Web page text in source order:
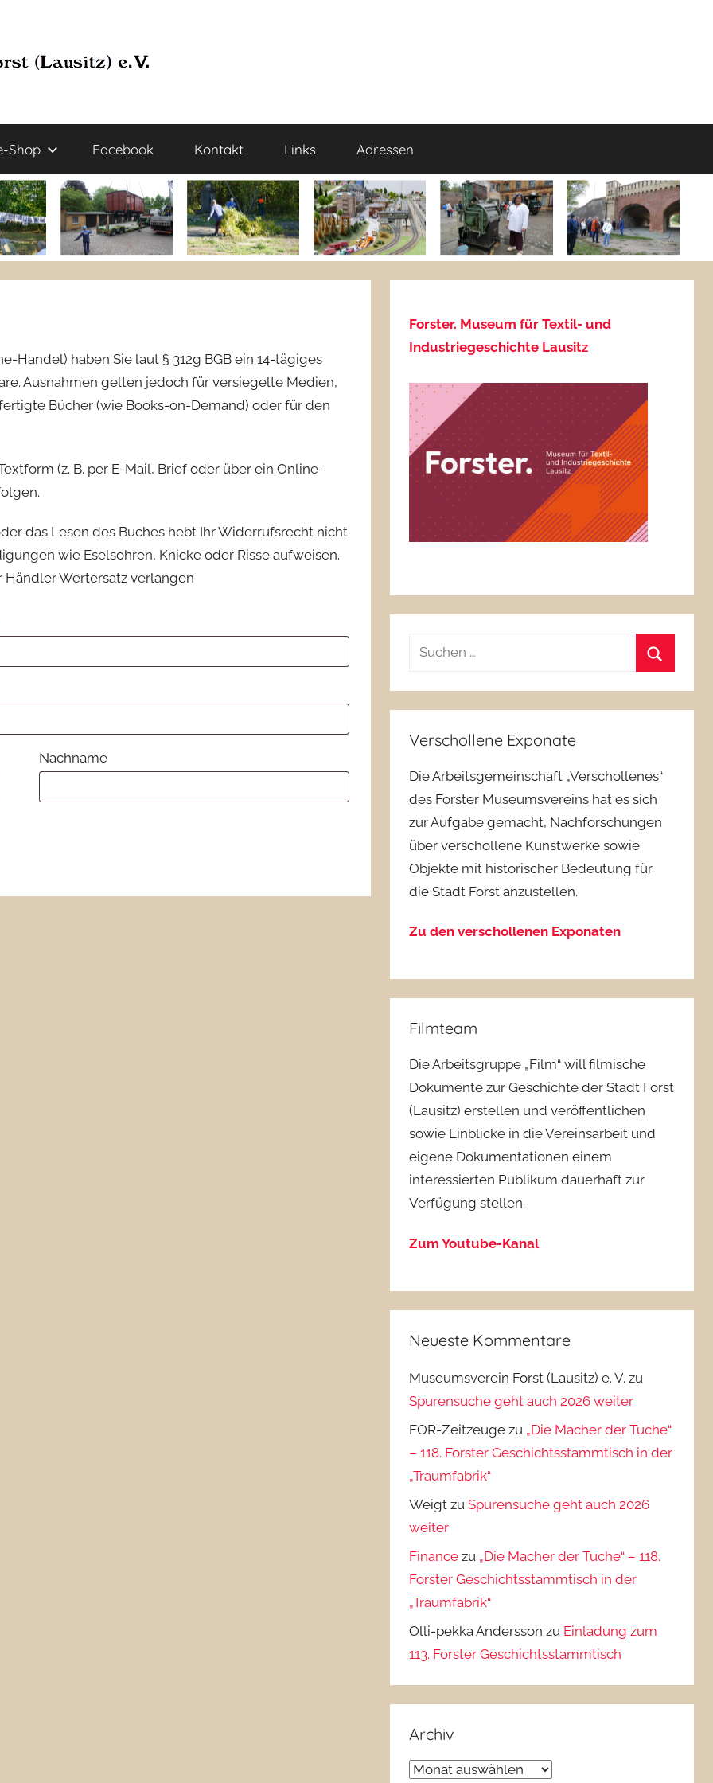
Shop Facebook Kontakt Links Adressen
Handel) haben Sie laut § 312g BGB ein 14-tägiges
Ausnahmen gelten jedoch für versiegelte Medien,
Bücher (wie Books-on-Demand) oder für den
(z. B. per E-Mail, Brief oder über ein Online-
das Lesen des Buches hebt Ihr Widerrufsrecht nicht
wie Eselsohren, Knicke oder Risse aufweisen.
Wertersatz verlangen
Nachname
Forster. Museum für Textil- und
Industriegeschichte Lausitz
Suchen
Verschollene Exponate
Die Arbeitsgemeinschaft „Verschollenes“
des Forster Museumsvereins hat es sich
zur Aufgabe gemacht, Nachforschungen
über verschollene Kunstwerke sowie
Objekte mit historischer Bedeutung für
die Stadt Forst anzustellen.
Zu den verschollenen Exponaten
Filmteam
Die Arbeitsgruppe „Film“ will filmische
Dokumente zur Geschichte der Stadt Forst
(Lausitz) erstellen und veröffentlichen
sowie Einblicke in die Vereinsarbeit und
eigene Dokumentationen einem
interessierten Publikum dauerhaft zur
Verfügung stellen.
Zum Youtube-Kanal
Neueste Kommentare
Museumsverein Forst (Lausitz) e. V. zu
Spurensuche geht auch 2026 weiter
FOR-Zeitzeuge zu „Die Macher der Tuche“
– 118. Forster Geschichtsstammtisch in der
„Traumfabrik“
Weigt zuSpurensuche geht auch 2026
weiter
Finance zu „Die Macher der Tuche“ – 118.
Forster Geschichtsstammtisch in der
„Traumfabrik“
Olli-pekka Andersson zu Einladung zum
113. Forster Geschichtsstammtisch
Archiv
Archiv